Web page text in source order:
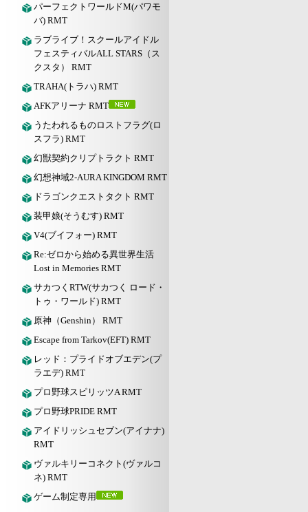
パーフェクトワールドM(パワモ
バ) RMT
ラブライブ！スクールアイドル
フェスティバルALL STARS（ス
クスタ） RMT
TRAHA(トラハ) RMT
AFKアリーナ RMT
うたわれるものロストフラグ(ロ
スフラ) RMT
幻獣契約クリプトラクト RMT
幻想神域2-AURA KINGDOM RMT
ドラゴンクエストタクト RMT
装甲娘(そうむす) RMT
V4(ブイフォー) RMT
Re:ゼロから始める異世界生活
Lost in Memories RMT
サカつくRTW(サカつく ロード・
トゥ・ワールド) RMT
原神（Genshin） RMT
Escape from Tarkov(EFT) RMT
レッド：プライドオブエデン(プ
ラエデ) RMT
プロ野球スピリッツA RMT
プロ野球PRIDE RMT
アイドリッシュセブン(アイナナ)
RMT
ヴァルキリーコネクト(ヴァルコ
ネ) RMT
ゲーム制定専用